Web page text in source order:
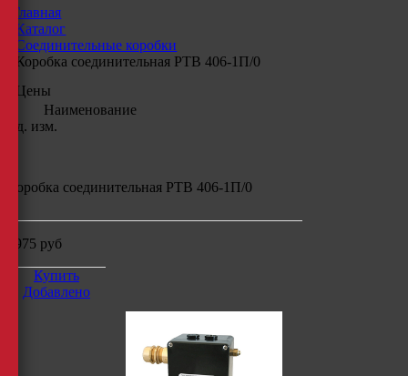
Главная
Каталог
Соединительные коробки
Коробка соединительная РТВ 406-1П/0
Цены
Наименование
Ед. изм.
Коробка соединительная РТВ 406-1П/0
5975 руб
Купить
Добавлено